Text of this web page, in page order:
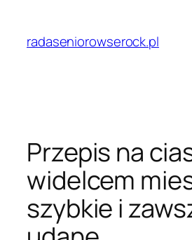
treściradaseniorowserock.pl
Przepis na
widelcem
szybkie i